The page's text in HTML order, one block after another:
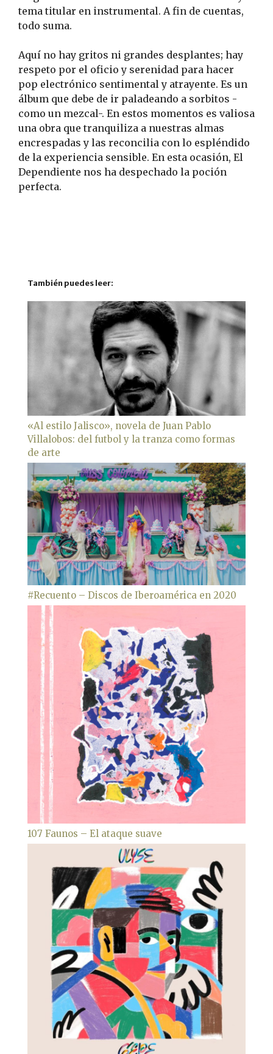
tema titular en instrumental. A fin de cuentas,
todo suma.
Aquí no hay gritos ni grandes desplantes; hay
respeto por el oficio y serenidad para hacer
pop electrónico sentimental y atrayente. Es un
álbum que debe de ir paladeando a sorbitos -
como un mezcal-. En estos momentos es valiosa
una obra que tranquiliza a nuestras almas
encrespadas y las reconcilia con lo espléndido
de la experiencia sensible. En esta ocasión, El
Dependiente nos ha despechado la poción
perfecta.
También puedes leer:
«Al estilo Jalisco», novela de Juan Pablo
Villalobos: del futbol y la tranza como formas
de arte
#Recuento – Discos de Iberoamérica en 2020
107 Faunos – El ataque suave